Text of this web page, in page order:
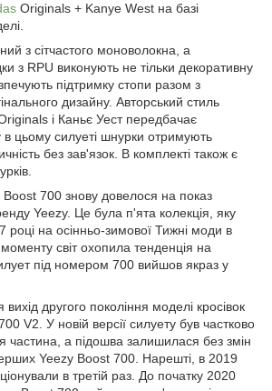
Originals + Kanye West на базі
з сітчастого моноволокна, а
з RPU виконують не тільки декоративну
підтримку стопи разом з
дизайну. Авторський стиль
і Каньє Уест передбачає
цьому силуеті шнурки отримують
без зав'язок. В комплекті також є
700 знову довелося на показ
Yeezy. Це була п'ята колекція, яку
році на осінньо-зимової Тижні моди в
світ охопила тенденція на
під номером 700 вийшов якраз у
вихід другого покоління моделі кросівок
V2. У новій версії силуету був частково
частина, а підошва залишилася без змін
Yeezy Boost 700. Нарешті, в 2019
в третій раз. До початку 2020